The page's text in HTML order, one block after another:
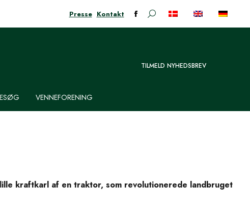
Presse Kontakt
Facebook-
Søge:
TILMELD NYHEDSBREV
VENNEFORENING
kraftkarl af en traktor, som revolutionerede landbruget